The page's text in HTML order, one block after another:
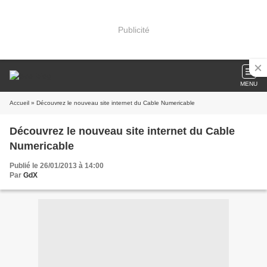
Publicité
MENU
Accueil » Découvrez le nouveau site internet du Cable Numericable
Découvrez le nouveau site internet du Cable
Numericable
Publié le 26/01/2013 à 14:00
Par GdX